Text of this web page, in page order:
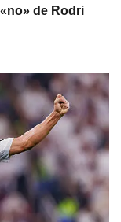
de Rodri